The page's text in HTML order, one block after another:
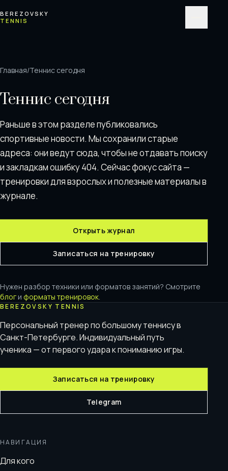
BEREZOVSKY
TENNIS
Главная/Теннис сегодня
Теннис сегодня
Раньше в этом разделе публиковались
спортивные новости. Мы сохранили старые
адреса: они ведут сюда, чтобы не отдавать поискy
и закладкам ошибку 404. Сейчас фокус сайта —
тренировки для взрослых и полезные материалы в
журнале.
Открыть журнал
Записаться на тренировку
Нужен разбор техники или форматов занятий? Смотрите
блог и форматы тренировок.
BEREZOVSKY TENNIS
Персональный тренер по большому теннису в
Санкт-Петербурге. Индивидуальный путь
ученика — от первого удара к пониманию игры.
Записаться на тренировку
Telegram
НАВИГАЦИЯ
Для кого